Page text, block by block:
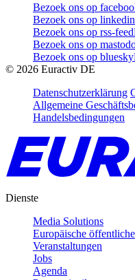
Bezoek ons op
Bezoek ons op linkedin
Bezoek ons op rss-feed
Bezoek ons op
Bezoek ons op bluesky
© 2026 Euractiv DE
Datenschutzerklärung
Allgemeine
Handelsbedingungen
Dienste
Media Solutions
Europäische
Veranstaltungen
Jobs
Agenda